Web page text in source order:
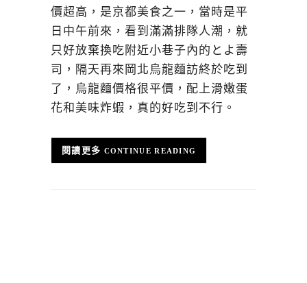
價超高，是京都美食之一，當時是平
日中午前來，看到滿滿排隊人潮，就
只好放棄換吃附近小巷子內的とよ壽
司，隔天再來岡北烏龍麵訪終於吃到
了，烏龍麵價格很平價，配上滑嫩蛋
花和美味炸蝦，真的好吃到不行。
CONTINUE READING